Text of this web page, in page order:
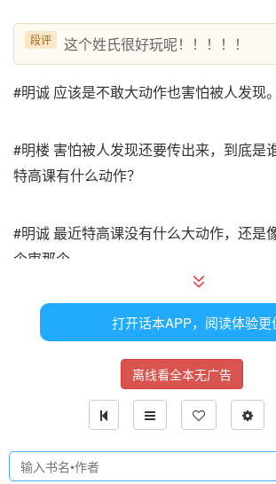
段评 这个姓氏很好玩呢！！！！！
#明诚 应该是不敢大动作也害怕被人发现。
#明楼 害怕被人发现还要传出来，到底是
特高课有什么动作？
#明诚 最近特高课没有什么大动作，还是
个审那个。
#明楼 那汪曼春呢？汪曼春一直深受南田
南田洋子谁都不敢相信，反而一直没有什
显清白。这时人力不足，南田洋子一定会
#明诚 最近汪曼春只有一次抓捕行动，奇
出去的人都不见了，只有汪曼春一个人回
到任何责罚，最近反而被南田洋子带到身
打开话本APP，阅读体验更
离线看全本无广告